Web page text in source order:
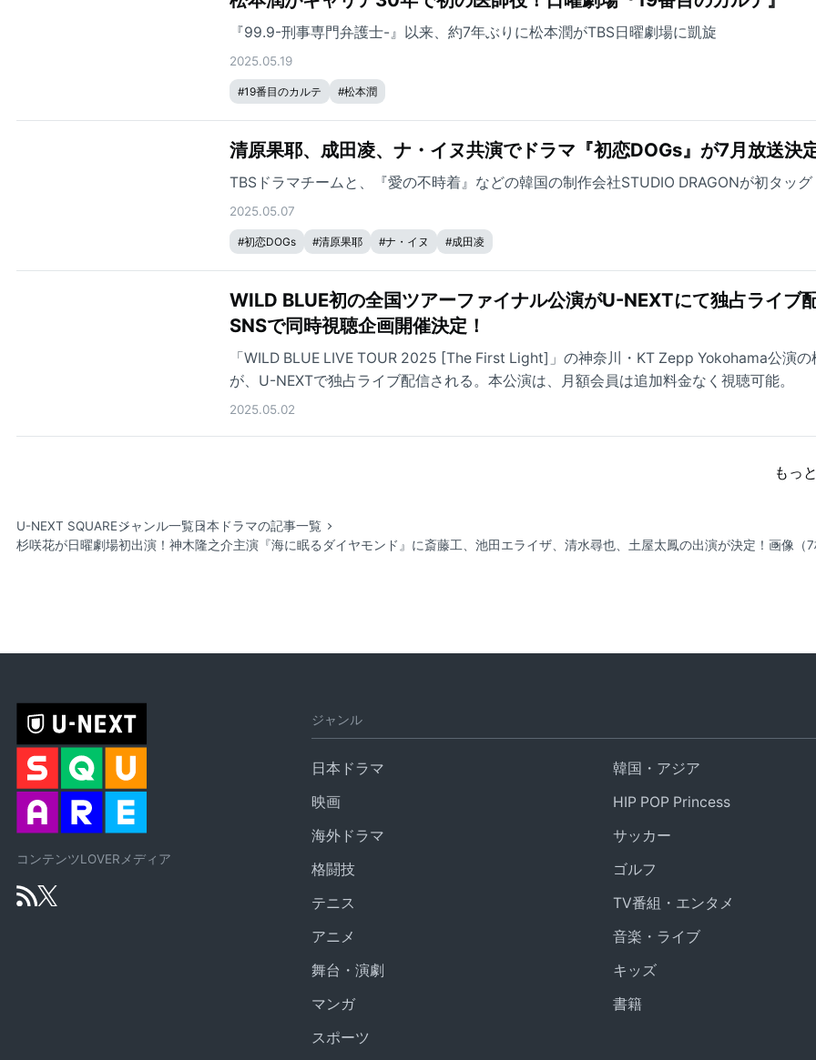
『99.9-刑事専門弁護士-』以来、約7年ぶりに松本潤がTBS日曜劇場に凱旋
2025.05.19
#19番目のカルテ #松本潤
清原果耶、成田凌、ナ・イヌ共演でドラマ『初恋DOGs』が7月放送決
TBSドラマチームと、『愛の不時着』などの韓国の制作会社STUDIO DRAGONが初タッグ
2025.05.07
#初恋DOGs #清原果耶 #ナ・イヌ #成田凌
WILD BLUE初の全国ツアーファイナル公演がU-NEXTにて独占ライブ
SNSで同時視聴企画開催決定！
「WILD BLUE LIVE TOUR 2025 [The First Light]」の神奈川・KT Zepp Yokohama公演の
が、U-NEXTで独占ライブ配信される。本公演は、月額会員は追加料金なく視聴可能。
2025.05.02
もっ
U-NEXT SQUAREジャンル一覧日本ドラマの記事一覧
杉咲花が日曜劇場初出演！神木隆之介主演『海に眠るダイヤモンド』に斎藤工、池田エライザ、清水尋也、土屋太鳳の出演が決定！ 画像（
コンテンツLOVERメディア
ジャンル
日本ドラマ
韓国・アジア
映画
HIP POP Princess
海外ドラマ
サッカー
格闘技
ゴルフ
テニス
TV番組・エンタメ
アニメ
音楽・ライブ
舞台・演劇
キッズ
マンガ
書籍
スポーツ